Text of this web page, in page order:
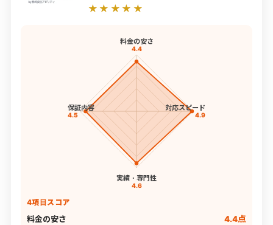
★★★★★
料金の安さ
4.4
対応スピード
4.9
実績・専門性
4.6
保証内容
4.5
4項目スコア
料金の安さ 4.4点